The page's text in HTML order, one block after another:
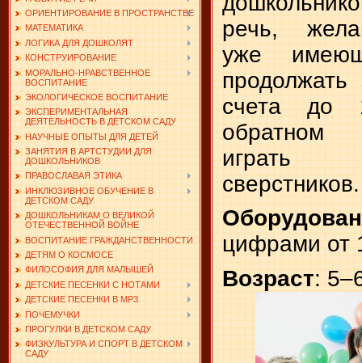
ОРИЕНТИРОВАНИЕ В ПРОСТРАНСТВЕ
МАТЕМАТИКА
ЛОГИКА ДЛЯ ДОШКОЛЯТ
КОНСТРУИРОВАНИЕ
МОРАЛЬНО-НРАВСТВЕННОЕ
ВОСПИТАНИЕ
ЭКОЛОГИЧЕСКОЕ ВОСПИТАНИЕ
ЭКСПЕРИМЕНТАЛЬНАЯ
ДЕЯТЕЛЬНОСТЬ В ДЕТСКОМ САДУ
НАУЧНЫЕ ОПЫТЫ ДЛЯ ДЕТЕЙ
ЗАНЯТИЯ В АРТСТУДИИ ДЛЯ
ДОШКОЛЬНИКОВ
ПРАВОСЛАВАЯ ЭТИКА
ИНКЛЮЗИВНОЕ ОБУЧЕНИЕ В
ДЕТСКОМ САДУ
ДОШКОЛЬНИКАМ О ВЕЛИКОЙ
ОТЕЧЕСТВЕННОЙ ВОЙНЕ
ВОСПИТАНИЕ ГРАЖДАНСТВЕННОСТИ
ДЕТЯМ О КОСМОСЕ
ФИЛОСОФИЯ ДЛЯ МАЛЫШЕЙ
ДЕТСКИЕ ПЕСЕНКИ С НОТАМИ
ДЕТСКИЕ ПЕСЕНКИ В MP3
ПОЧЕМУЧКИ
ПРОГУЛКИ В ДЕТСКОМ САДУ
ФИЗКУЛЬТУРА И СПОРТ В ДЕТСКОМ
САДУ
речь,
уже
продолжать
счета
обратном
играть
сверстников.
цифрами от
Возраст: